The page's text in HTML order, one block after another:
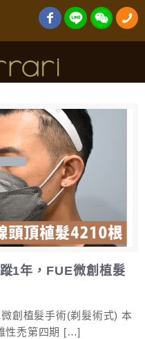
1年，FUE微創植髮
創植髮手術(剃髮術式) 本
性禿第四期 […]